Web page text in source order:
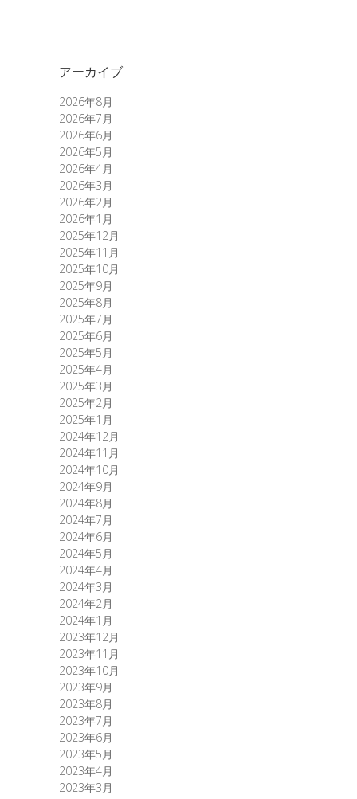
アーカイブ
2026年8月
2026年7月
2026年6月
2026年5月
2026年4月
2026年3月
2026年2月
2026年1月
2025年12月
2025年11月
2025年10月
2025年9月
2025年8月
2025年7月
2025年6月
2025年5月
2025年4月
2025年3月
2025年2月
2025年1月
2024年12月
2024年11月
2024年10月
2024年9月
2024年8月
2024年7月
2024年6月
2024年5月
2024年4月
2024年3月
2024年2月
2024年1月
2023年12月
2023年11月
2023年10月
2023年9月
2023年8月
2023年7月
2023年6月
2023年5月
2023年4月
2023年3月